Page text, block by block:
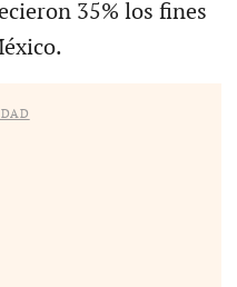
35% los fines